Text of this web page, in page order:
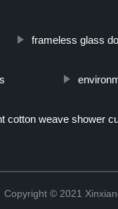
frameless glass
cotton weave shower
Copyright © 2021